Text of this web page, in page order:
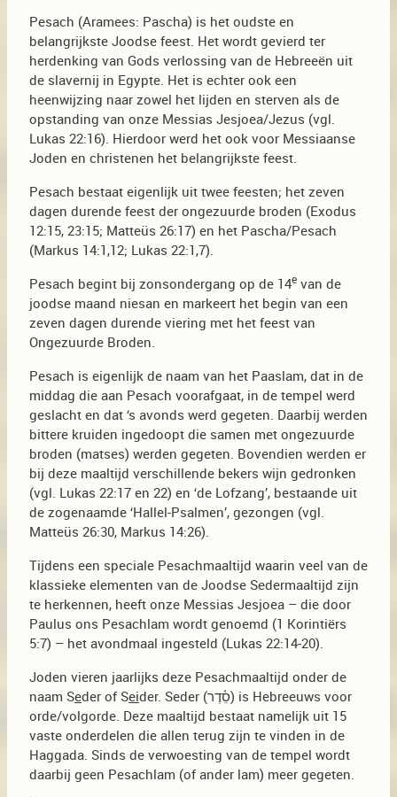
Pesach (Aramees: Pascha) is het oudste en
belangrijkste Joodse feest. Het wordt gevierd ter
herdenking van Gods verlossing van de Hebreeën uit
de slavernij in Egypte. Het is echter ook een
heenwijzing naar zowel het lijden en sterven als de
opstanding van onze Messias Jesjoea/Jezus (vgl.
Lukas 22:16). Hierdoor werd het ook voor Messiaanse
Joden en christenen het belangrijkste feest.
Pesach bestaat eigenlijk uit twee feesten; het zeven
dagen durende feest der ongezuurde broden (Exodus
12:15, 23:15; Matteüs 26:17) en het Pascha/Pesach
(Markus 14:1,12; Lukas 22:1,7).
Pesach begint bij zonsondergang op de 14e van de
joodse maand niesan en markeert het begin van een
zeven dagen durende viering met het feest van
Ongezuurde Broden.
Pesach is eigenlijk de naam van het Paaslam, dat in de
middag die aan Pesach voorafgaat, in de tempel werd
geslacht en dat ‘s avonds werd gegeten. Daarbij werden
bittere kruiden ingedoopt die samen met ongezuurde
broden (matses) werden gegeten. Bovendien werden er
bij deze maaltijd verschillende bekers wijn gedronken
(vgl. Lukas 22:17 en 22) en ‘de Lofzang’, bestaande uit
de zogenaamde ‘Hallel-Psalmen’, gezongen (vgl.
Matteüs 26:30, Markus 14:26).
Tijdens een speciale Pesachmaaltijd waarin veel van de
klassieke elementen van de Joodse Sedermaaltijd zijn
te herkennen, heeft onze Messias Jesjoea – die door
Paulus ons Pesachlam wordt genoemd (1 Korintiërs
5:7) – het avondmaal ingesteld (Lukas 22:14-20).
Joden vieren jaarlijks deze Pesachmaaltijd onder de
naam Seder of Seider. Seder (סֵ֫דֶר) is Hebreeuws voor
orde/volgorde. Deze maaltijd bestaat namelijk uit 15
vaste onderdelen die allen terug zijn te vinden in de
Haggada. Sinds de verwoesting van de tempel wordt
daarbij geen Pesachlam (of ander lam) meer gegeten.